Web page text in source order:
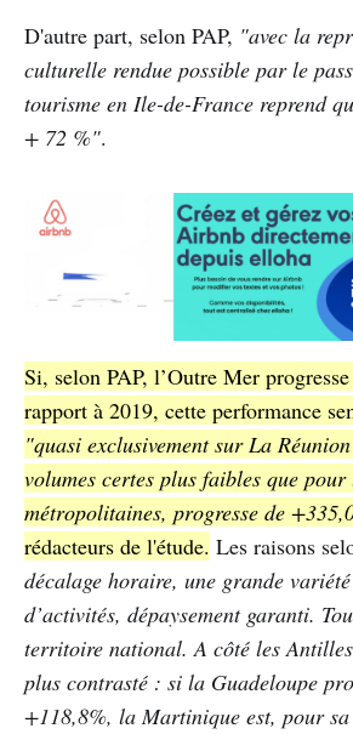
D'autre part, selon PAP, "avec la
culturelle rendue possible par le
tourisme en Ile-de-France reprend
+ 72 %".
Si, selon PAP, l’Outre Mer
rapport à 2019, cette performance
"quasi exclusivement sur La
volumes certes plus faibles que
métropolitaines, progresse de
rédacteurs de l'étude. Les raisons
décalage horaire, une grande
d’activités, dépaysement garanti.
territoire national. A côté les
plus contrasté : si la Guadeloupe
+118,8%, la Martinique est, pour